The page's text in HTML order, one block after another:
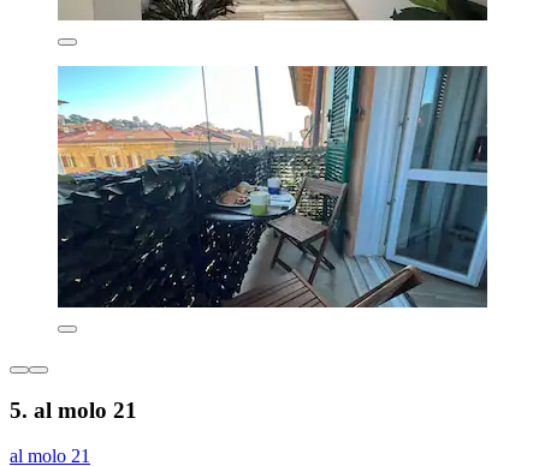
5. al molo 21
al molo 21